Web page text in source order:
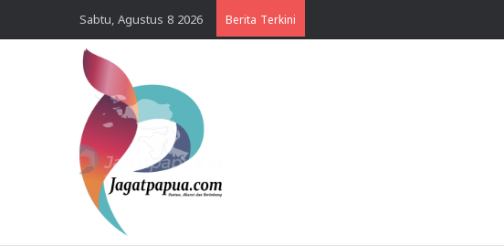
Sabtu, Agustus 8 2026 Berita Terkini